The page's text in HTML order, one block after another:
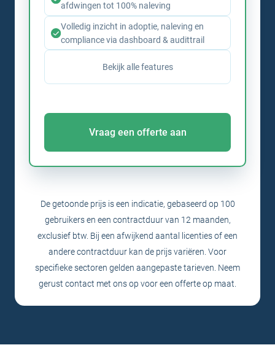
afdwingen tot 100% naleving
Volledig inzicht in adoptie, naleving en
compliance via dashboard & audittrail
Bekijk alle features
Vraag een offerte aan
De getoonde prijs is een indicatie, gebaseerd op 100
gebruikers en een contractduur van 12 maanden,
exclusief btw. Bij een afwijkend aantal licenties of een
andere contractduur kan de prijs variëren. Voor
specifieke sectoren gelden aangepaste tarieven. Neem
gerust contact met ons op voor een offerte op maat.